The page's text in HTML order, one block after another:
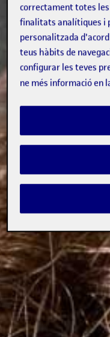
correctament totes
finalitats analítiques i
personalitzada
teus hàbits de
configurar les teves
ne més informació en